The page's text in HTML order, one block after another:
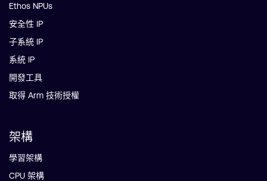
Ethos NPUs
安全性 IP
子系統 IP
系統 IP
開發工具
取得 Arm 技術授權
架構
學習架構
CPU 架構